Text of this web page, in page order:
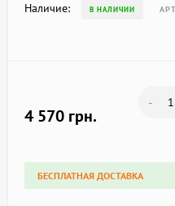
Наличие: В НАЛИЧИИ
4 570 грн.
-
БЕСПЛАТНАЯ ДОСТАВКА